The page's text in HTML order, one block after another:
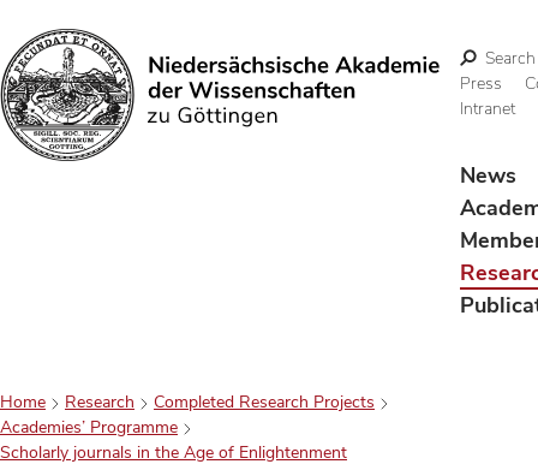
Search
Search
Press
Intranet
News
Home Research
Completed Research Projects
Academies’ Programme
Scholarly journals in the Age of Enlightenment